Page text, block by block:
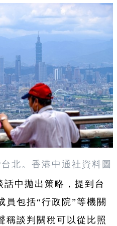
北。香港中通社資料圖
中拋出策略，提到台
員包括“行政院”等機關
稱談判關稅可以從比照